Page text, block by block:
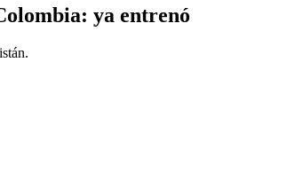
ya entrenó